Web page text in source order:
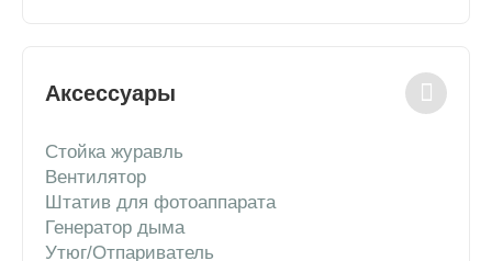
Аксессуары
Стойка журавль
Вентилятор
Штатив для фотоаппарата
Генератор дыма
Утюг/Отпариватель